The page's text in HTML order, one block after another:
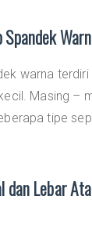
Spandek
warna
Masing –
tipe
dan Lebar